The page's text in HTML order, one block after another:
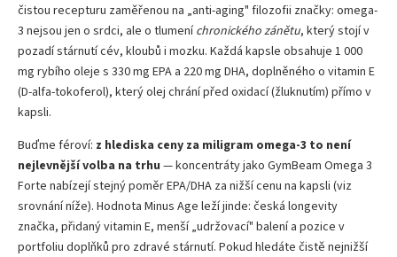
čistou recepturu zaměřenou na „anti-aging" filozofii značky: omega-
3 nejsou jen o srdci, ale o tlumeníchronického zánětu, který stojí v
pozadí stárnutí cév, kloubů i mozku. Každá kapsle obsahuje 1 000
mg rybího oleje s 330 mg EPA a 220 mg DHA, doplněného o vitamin E
(D-alfa-tokoferol), který olej chrání před oxidací (žluknutím) přímo v
kapsli.
Buďme féroví: z hlediska ceny za miligram omega-3 to není
nejlevnější volba na trhu — koncentráty jako GymBeam Omega 3
Forte nabízejí stejný poměr EPA/DHA za nižší cenu na kapsli (viz
srovnání níže). Hodnota Minus Age leží jinde: česká longevity
značka, přidaný vitamin E, menší „udržovací" balení a pozice v
portfoliu doplňků pro zdravé stárnutí. Pokud hledáte čistě nejnižší